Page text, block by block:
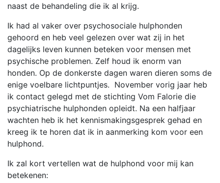
naast de behandeling die ik al krijg.
Ik had al vaker over psychosociale hulphonden
gehoord en heb veel gelezen over wat zij in het
dagelijks leven kunnen beteken voor mensen met
psychische problemen. Zelf houd ik enorm van
honden. Op de donkerste dagen waren dieren soms de
enige voelbare lichtpuntjes. November vorig jaar heb
ik contact gelegd met de stichting Vom Falorie die
psychiatrische hulphonden opleidt. Na een halfjaar
wachten heb ik het kennismakingsgesprek gehad en
kreeg ik te horen dat ik in aanmerking kom voor een
hulphond.
Ik zal kort vertellen wat de hulphond voor mij kan
betekenen: